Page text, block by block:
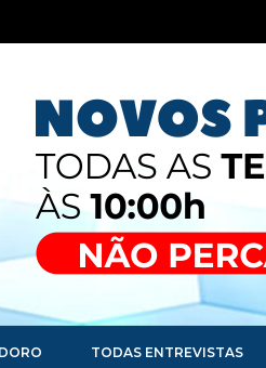
TODAS ENTREVISTAS